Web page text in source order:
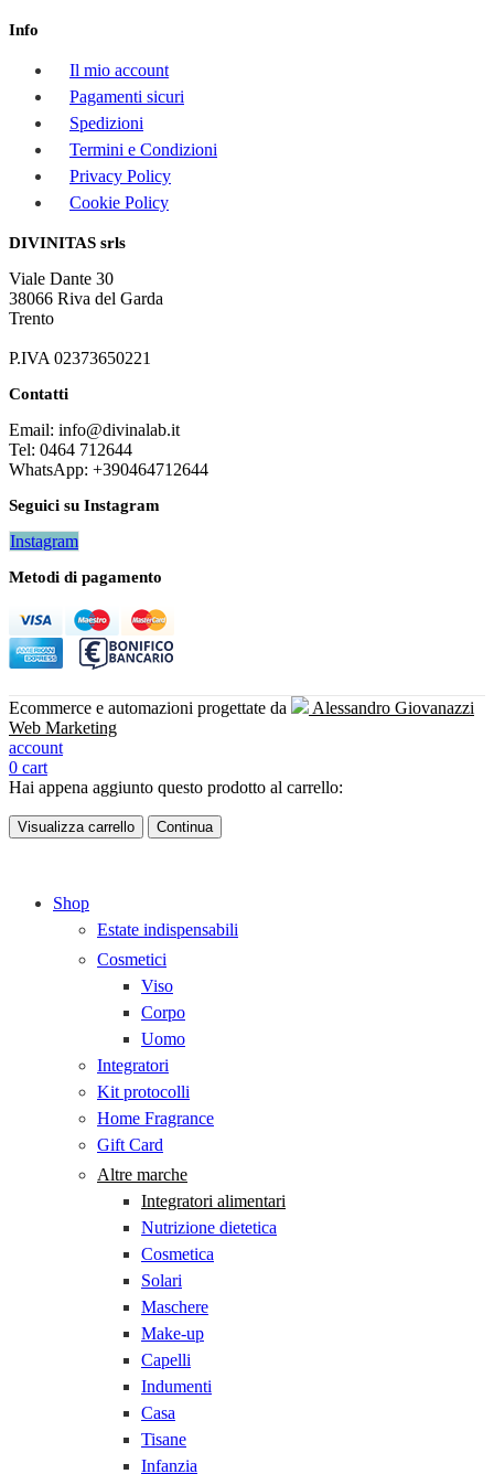
Info
Il mio account
Pagamenti sicuri
Spedizioni
Termini e Condizioni
Privacy Policy
Cookie Policy
DIVINITAS srls
Viale Dante 30
38066 Riva del Garda
Trento
P.IVA 02373650221
Contatti
Email: info@divinalab.it
Tel: 0464 712644
WhatsApp: +390464712644
Seguici su Instagram
Instagram
Metodi di pagamento
Ecommerce e automazioni progettate da
Alessandro Giovanazzi
Web Marketing
account
0 cart
Hai appena aggiunto questo prodotto al carrello:
Visualizza carrello Continua
Shop
Estate indispensabili
Cosmetici
Viso
Corpo
Uomo
Integratori
Kit protocolli
Home Fragrance
Gift Card
Altre marche
Integratori alimentari
Nutrizione dietetica
Cosmetica
Solari
Maschere
Make-up
Capelli
Indumenti
Casa
Tisane
Infanzia